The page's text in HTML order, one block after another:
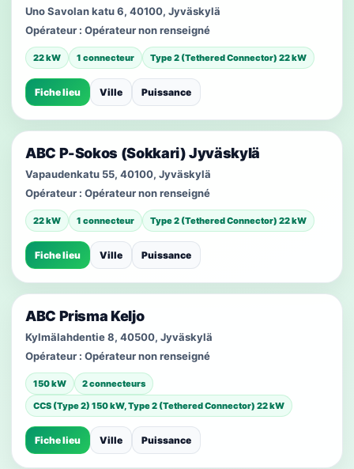
Uno Savolan katu 6, 40100, Jyväskylä
Opérateur : Opérateur non renseigné
22 kW 1 connecteur Type 2 (Tethered Connector) 22 kW
Fiche lieu Ville Puissance
ABC P-Sokos (Sokkari) Jyväskylä
Vapaudenkatu 55, 40100, Jyväskylä
Opérateur : Opérateur non renseigné
22 kW 1 connecteur Type 2 (Tethered Connector) 22 kW
Fiche lieu Ville Puissance
ABC Prisma Keljo
Kylmälahdentie 8, 40500, Jyväskylä
Opérateur : Opérateur non renseigné
150 kW
2 connecteurs
CCS (Type 2) 150 kW, Type 2 (Tethered Connector) 22 kW
Fiche lieu Ville Puissance